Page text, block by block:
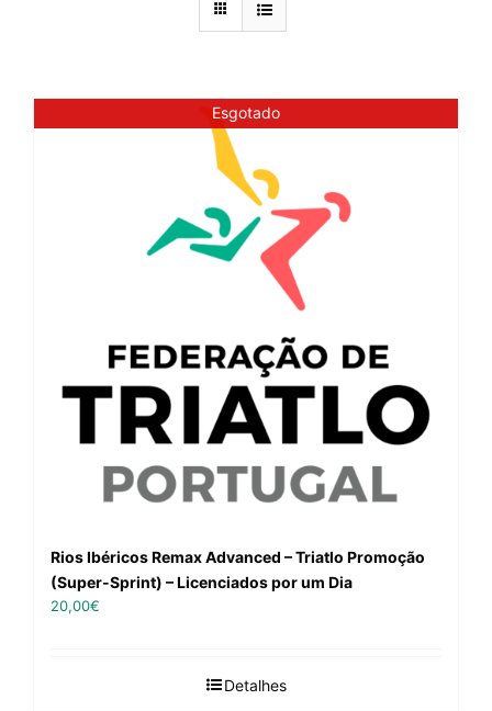
Esgotado
Rios Ibéricos Remax Advanced – Triatlo Promoção
(Super-Sprint) – Licenciados por um Dia
20,00€
Detalhes